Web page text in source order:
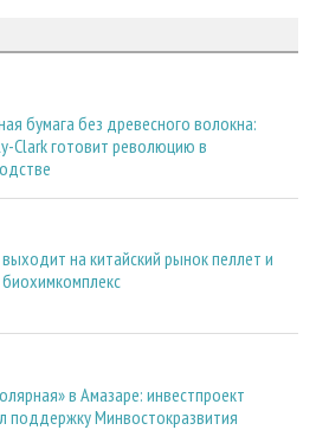
бумага без древесного волокна:
Clark готовит революцию в
на китайский рынок пеллет и
в Амазаре: инвестпроект
поддержку Минвостокразвития